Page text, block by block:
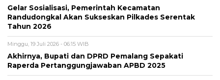
Gelar Sosialisasi, Pemerintah Kecamatan
Randudongkal Akan Sukseskan Pilkades Serentak
Tahun 2026
Minggu, 19 Juli 2026 - 06:15 WIB
Akhirnya, Bupati dan DPRD Pemalang Sepakati
Raperda Pertanggungjawaban APBD 2025